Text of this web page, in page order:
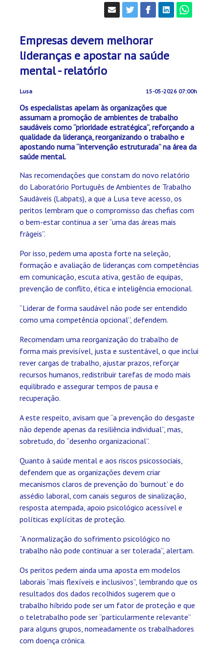
Empresas devem melhorar
lideranças e apostar na saúde
mental - relatório
Lusa 15-05-2026 07:00h
Os especialistas apelam às organizações que
assumam a promoção de ambientes de trabalho
saudáveis como “prioridade estratégica”, reforçando a
qualidade da liderança, reorganizando o trabalho e
apostando numa “intervenção estruturada” na área da
saúde mental.
Nas recomendações que constam do novo relatório
do Laboratório Português de Ambientes de Trabalho
Saudáveis (Labpats), a que a Lusa teve acesso, os
peritos lembram que o compromisso das chefias com
o bem-estar continua a ser “uma das áreas mais
frágeis”.
Por isso, pedem uma aposta forte na seleção,
formação e avaliação de lideranças com competências
em comunicação, escuta ativa, gestão de equipas,
prevenção de conflito, ética e inteligência emocional.
“Liderar de forma saudável não pode ser entendido
como uma competência opcional”, defendem.
Recomendam uma reorganização do trabalho de
forma mais previsível, justa e sustentável, o que inclui
rever cargas de trabalho, ajustar prazos, reforçar
recursos humanos, redistribuir tarefas de modo mais
equilibrado e assegurar tempos de pausa e
recuperação.
A este respeito, avisam que “a prevenção do desgaste
não depende apenas da resiliência individual”, mas,
sobretudo, do “desenho organizacional”.
Quanto à saúde mental e aos riscos psicossociais,
defendem que as organizações devem criar
mecanismos claros de prevenção do ‘burnout’ e do
assédio laboral, com canais seguros de sinalização,
resposta atempada, apoio psicológico acessível e
políticas explícitas de proteção.
“A normalização do sofrimento psicológico no
trabalho não pode continuar a ser tolerada”, alertam.
Os peritos pedem ainda uma aposta em modelos
laborais “mais flexíveis e inclusivos”, lembrando que os
resultados dos dados recolhidos sugerem que o
trabalho híbrido pode ser um fator de proteção e que
o teletrabalho pode ser “particularmente relevante”
para alguns grupos, nomeadamente os trabalhadores
com doença crónica.